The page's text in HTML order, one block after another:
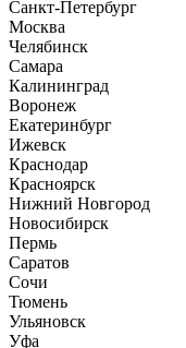
Санкт-Петербург
Москва
Челябинск
Самара
Калининград
Воронеж
Екатеринбург
Ижевск
Краснодар
Красноярск
Нижний Новгород
Новосибирск
Пермь
Саратов
Сочи
Тюмень
Ульяновск
Уфа